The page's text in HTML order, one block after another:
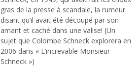
gras de la presse à scandale, la rumeur
disant qu’il avait été découpé par son
amant et caché dans une valise! (Un
sujet que Colombe Schneck explorera en
2006 dans « L’increvable Monsieur
Schneck »)